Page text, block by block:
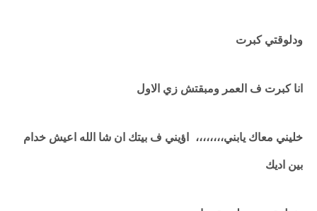
ودلوقتي كبرت
انا كبرت ف العمر ومبقتش زي الاول
خليني معاك يابني،،،،،،،، اؤيني ف بيتك ان شا الله اعيش خدام
بين اديك